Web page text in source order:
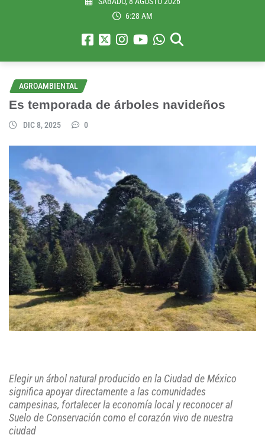
6:28 AM
AGROAMBIENTAL
Es temporada de árboles navideños
DIC 8, 2025 0
Elegir un árbol natural producido en la Ciudad de México
significa apoyar directamente a las comunidades
campesinas, fortalecer la economía local y reconocer al
Suelo de Conservación como el corazón vivo de nuestra
ciudad